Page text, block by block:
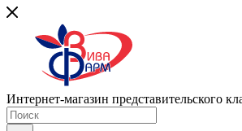
Интернет-магазин представительского